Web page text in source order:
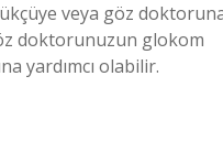
veya göz
doktorunuzun glokom
yardımcı olabilir.